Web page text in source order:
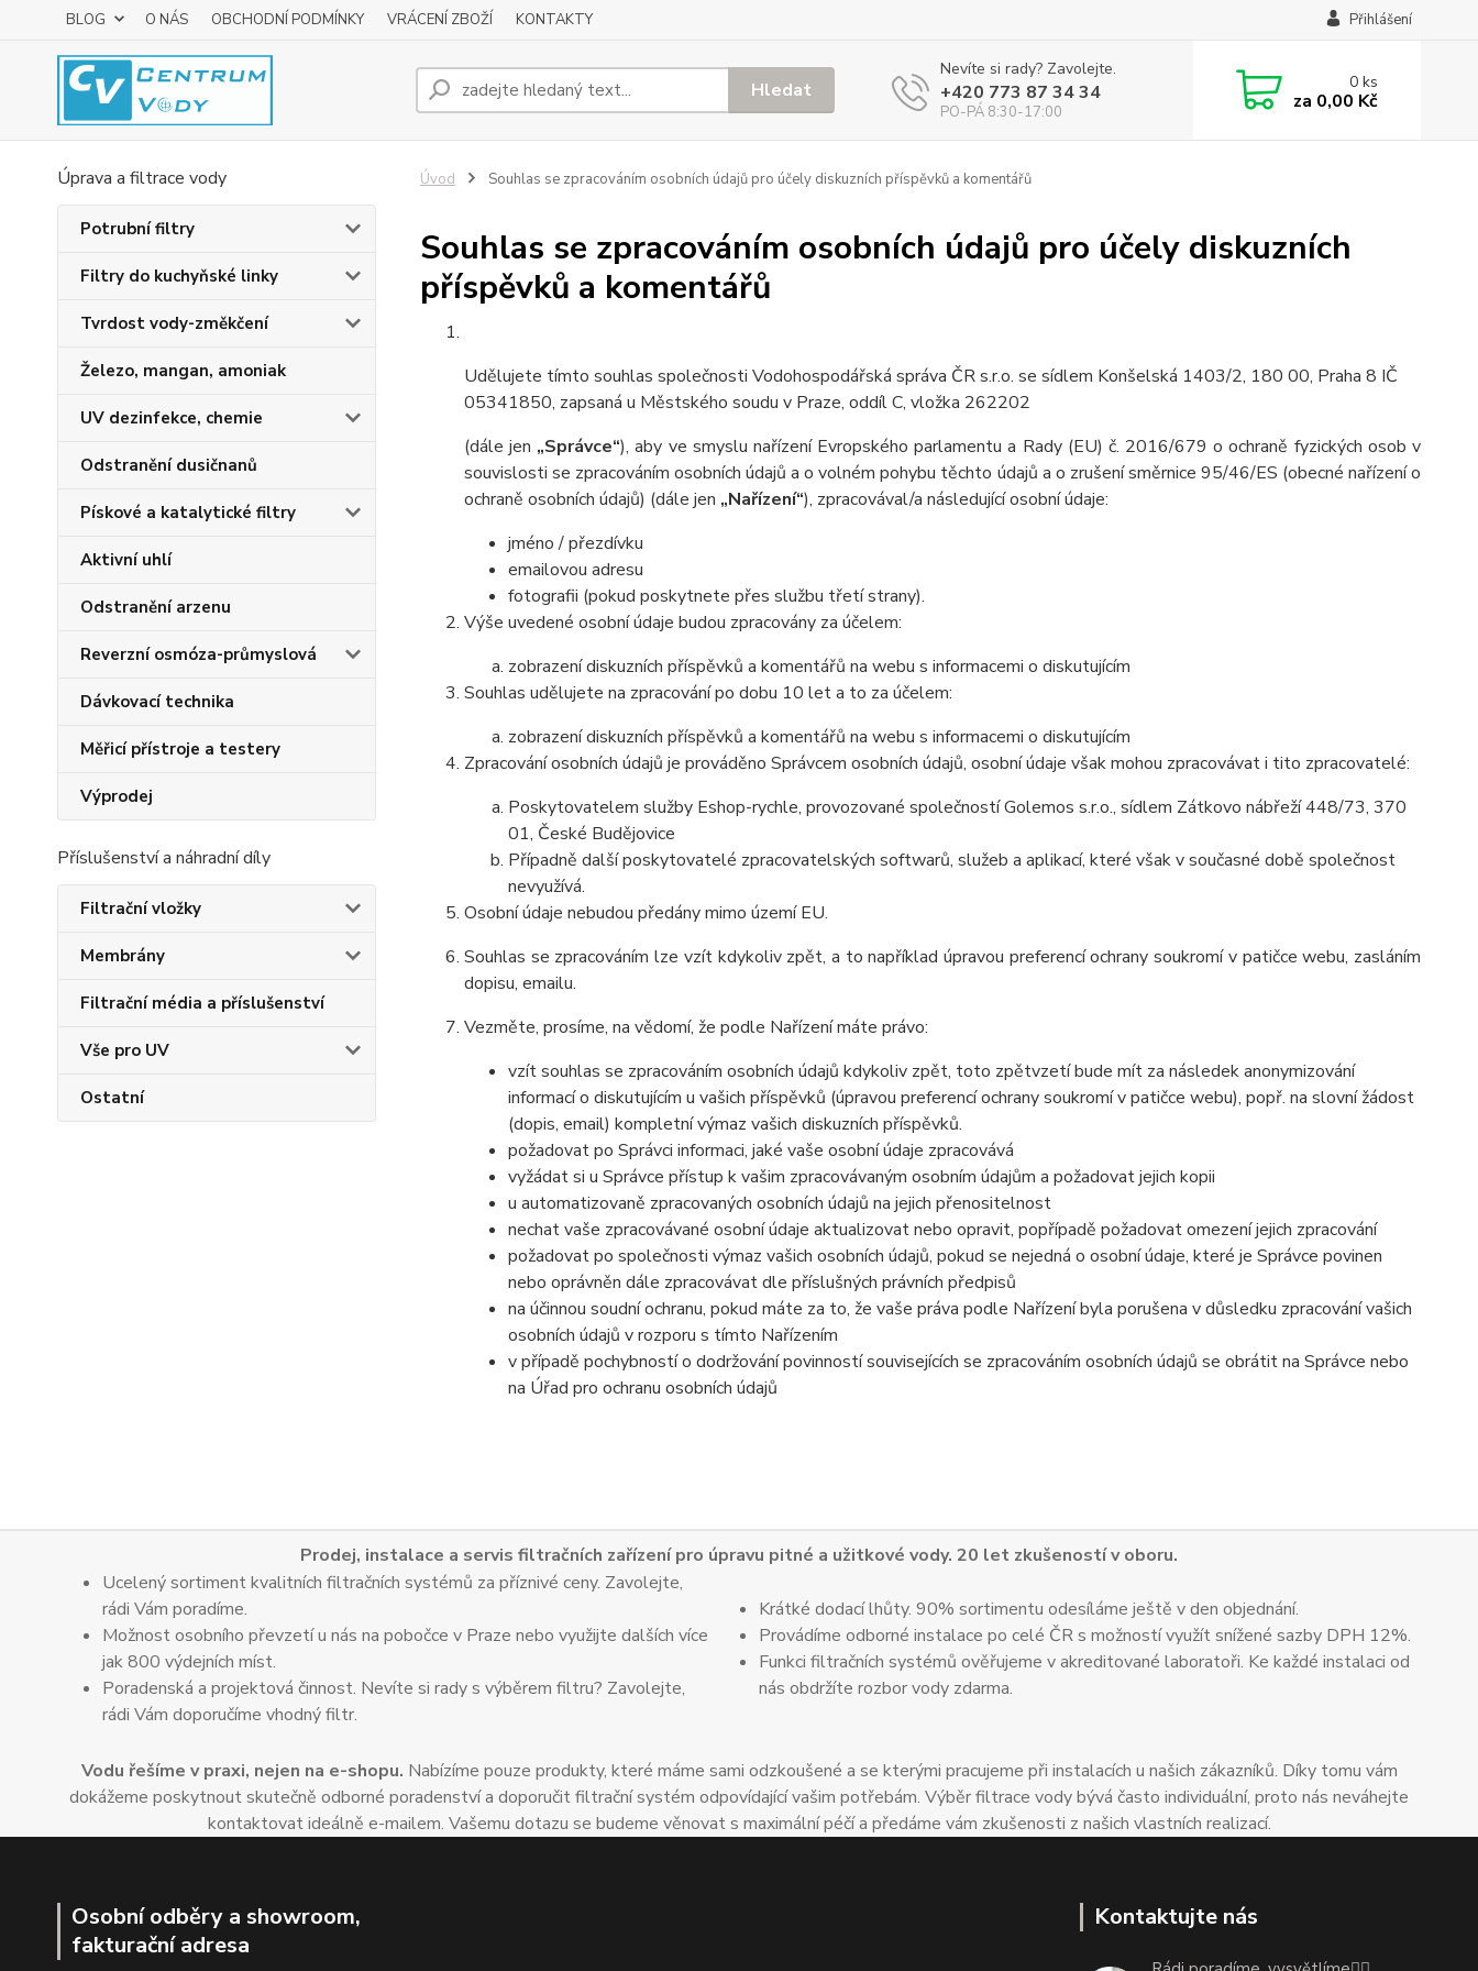
BLOG O NÁS OBCHODNÍ PODMÍNKY VRÁCENÍ ZBOŽÍ KONTAKTY Přihlášení
Hledat
Nevíte si rady? Zavolejte.
+420 773 87 34 34
PO-PÁ 8:30-17:00
0ks
za 0,00 Kč
Úprava a filtrace vody
Potrubní filtry
Filtry do kuchyňské linky
Tvrdost vody-změkčení
Železo, mangan, amoniak
UV dezinfekce, chemie
Odstranění dusičnanů
Pískové a katalytické filtry
Aktivní uhlí
Odstranění arzenu
Reverzní osmóza-průmyslová
Dávkovací technika
Měřicí přístroje a testery
Výprodej
Příslušenství a náhradní díly
Filtrační vložky
Membrány
Filtrační média a příslušenství
Vše pro UV
Ostatní
Úvod Souhlas se zpracováním osobních údajů pro účely diskuzních příspěvků a komentářů
Souhlas se zpracováním osobních údajů pro účely diskuzních
příspěvků a komentářů
Udělujete tímto souhlas společnosti Vodohospodářská správa ČR s.r.o. se sídlem Konšelská 1403/2, 180 00, Praha 8 IČ
05341850, zapsaná u Městského soudu v Praze, oddíl C, vložka 262202
(dále jen „Správce“), aby ve smyslu nařízení Evropského parlamentu a Rady (EU) č. 2016/679 o ochraně fyzických osob v
souvislosti se zpracováním osobních údajů a o volném pohybu těchto údajů a o zrušení směrnice 95/46/ES (obecné nařízení o
ochraně osobních údajů) (dále jen „Nařízení“), zpracovával/a následující osobní údaje:
jméno / přezdívku
emailovou adresu
fotografii (pokud poskytnete přes službu třetí strany).
Výše uvedené osobní údaje budou zpracovány za účelem:
zobrazení diskuzních příspěvků a komentářů na webu s informacemi o diskutujícím
Souhlas udělujete na zpracování po dobu 10 leta to za účelem:
zobrazení diskuzních příspěvků a komentářů na webu s informacemi o diskutujícím
Zpracování osobních údajů je prováděno Správcem osobních údajů, osobní údaje však mohou zpracovávat i tito zpracovatelé:
Poskytovatelem služby Eshop-rychle, provozované společností Golemos s.r.o., sídlem Zátkovo nábřeží 448/73, 370
01, České Budějovice
Případně další poskytovatelé zpracovatelských softwarů, služeb a aplikací, které však v současné době společnost
nevyužívá.
Osobní údaje nebudou předány mimo území EU.
Souhlas se zpracováním lze vzít kdykoliv zpět, a tonapříklad úpravou preferencí ochrany soukromí v patičce webu, zasláním
dopisu, emailu.
Vezměte, prosíme, na vědomí, že podle Nařízení máte právo:
vzít souhlas se zpracováním osobních údajů kdykoliv zpět, toto zpětvzetí bude mít za následekanonymizování
informací o diskutujícím u vašich příspěvků (úpravou preferencí ochrany soukromí v patičce webu), popř. na slovní žádost
(dopis, email) kompletní výmaz vašich diskuzních příspěvků.
požadovat po Správci informaci, jaké vaše osobní údaje zpracovává
vyžádat si u Správce přístup k vašim zpracovávaným osobním údajům a požadovat jejich kopii
u automatizovaně zpracovaných osobních údajů na jejich přenositelnost
nechat vaše zpracovávané osobní údaje aktualizovat nebo opravit, popřípadě požadovat omezení jejich zpracování
požadovat po společnosti výmaz vašich osobních údajů, pokud se nejedná o osobní údaje, které je Správce povinen
nebo oprávněn dále zpracovávat dle příslušných právních předpisů
na účinnou soudní ochranu, pokud máte za to, že vaše práva podle Nařízení byla porušena v důsledku zpracování vašich
osobních údajů v rozporu s tímto Nařízením
v případě pochybností o dodržování povinností souvisejících se zpracováním osobních údajů se obrátit na Správce nebo
na Úřad pro ochranu osobních údajů
Prodej, instalace a servis filtračních zařízení pro úpravu pitné a užitkové vody. 20 let zkušeností v oboru.
Ucelený sortiment kvalitních filtračních systémů za příznivé ceny. Zavolejte,
rádi Vám poradíme.
Možnost osobního převzetí u nás na pobočce v Praze nebo využijte dalších více
jak 800 výdejních míst.
Poradenská a projektová činnost. Nevíte si rady s výběrem filtru? Zavolejte,
rádi Vám doporučíme vhodný filtr.
Krátké dodací lhůty. 90% sortimentu odesíláme ještě v den objednání.
Provádíme odborné instalace po celé ČR s možností využít snížené sazby DPH 12%.
Funkci filtračních systémů ověřujeme v akreditované laboratoři. Ke každé instalaci od
nás obdržíte rozbor vody zdarma.
Vodu řešíme v praxi, nejen na e-shopu. Nabízíme pouze produkty, které máme sami odzkoušené a se kterými pracujeme při instalacích u našich zákazníků. Díky tomu vám
dokážeme poskytnout skutečně odborné poradenství a doporučit filtrační systém odpovídající vašim potřebám. Výběr filtrace vody bývá často individuální, proto nás neváhejte
kontaktovat ideálně e-mailem. Vašemu dotazu se budeme věnovat s maximální péčí a předáme vám zkušenosti z našich vlastních realizací.
Osobní odběry a showroom,
fakturační adresa
Kontaktujte nás